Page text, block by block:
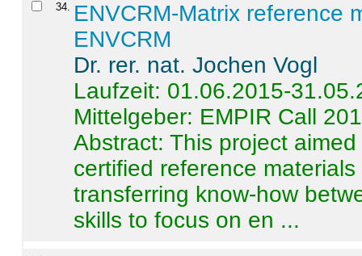
34. ENVCRM-Matrix reference
ENVCRM
Dr. rer. nat. Jochen Vogl
Laufzeit: 01.06.2015-
Mittelgeber: EMPIR Call
Abstract:This project
certified reference
transferring know-how
skills to focus on en ...